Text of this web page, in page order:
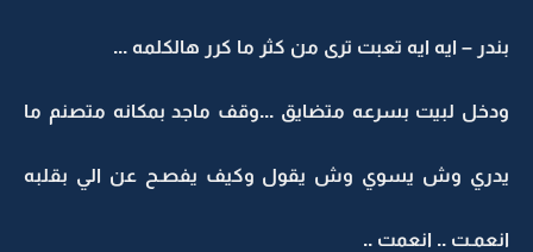
بندر – ايه ايه تعبت ترى من كثر ما كرر هالكلمه ...
ودخل لبيت بسرعه متضايق ...وقف ماجد بمكانه متصنم ما
يدري وش يسوي وش يقول وكيف يفصـح عن الي بقلبه
انعمـت .. انعمت ..